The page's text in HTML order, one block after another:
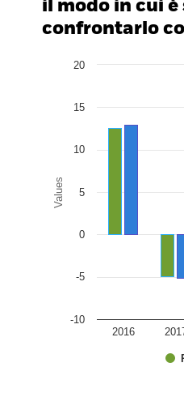
il modo in cui
confrontarlo
Bar chart with 2 data
Values
2016
-10
-5
0
5
10
15
20